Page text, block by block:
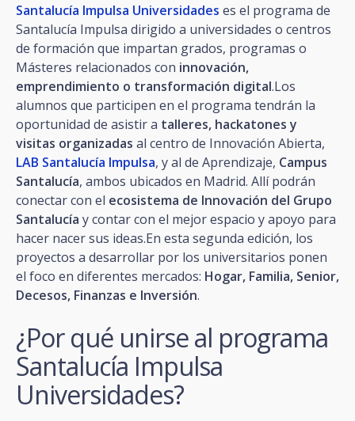
Santalucía Impulsa Universidades es el programa de
Santalucía Impulsa dirigido a universidades o centros
de formación que impartan grados, programas o
Másteres relacionados con innovación,
emprendimiento o transformación digital.Los
alumnos que participen en el programa tendrán la
oportunidad de asistir a talleres, hackatones y
visitas organizadas al centro de Innovación Abierta,
LAB Santalucía Impulsa, y al de Aprendizaje, Campus
Santalucía, ambos ubicados en Madrid. Allí podrán
conectar con el ecosistema de Innovación del Grupo
Santalucía y contar con el mejor espacio y apoyo para
hacer nacer sus ideas.En esta segunda edición, los
proyectos a desarrollar por los universitarios ponen
el foco en diferentes mercados: Hogar, Familia, Senior,
Decesos, Finanzas e Inversión.
¿Por qué unirse al programa
Santalucía Impulsa
Universidades?